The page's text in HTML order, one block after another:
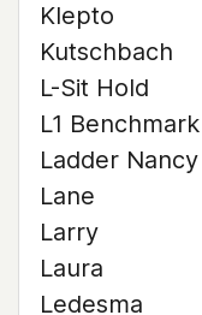
Klepto
Kutschbach
L-Sit Hold
L1 Benchmark
Ladder Nancy
Lane
Larry
Laura
Ledesma